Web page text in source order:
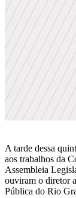
A tarde dessa
aos trabalhos da
Assembleia
ouviram o diretor
Pública do Rio